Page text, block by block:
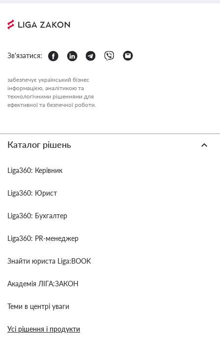
Зв'язатися:
забезпечує український бізнес
інформацією, аналітикою та
технологічними рішеннями для
ефективної та безпечної роботи.
Каталог рішень
Liga360: Керівник
Liga360: Юрист
Liga360: Бухгалтер
Liga360: PR-менеджер
Знайти юриста Liga:BOOK
Академія ЛІГА:ЗАКОН
Теми в центрі уваги
Усі рішення і продукти